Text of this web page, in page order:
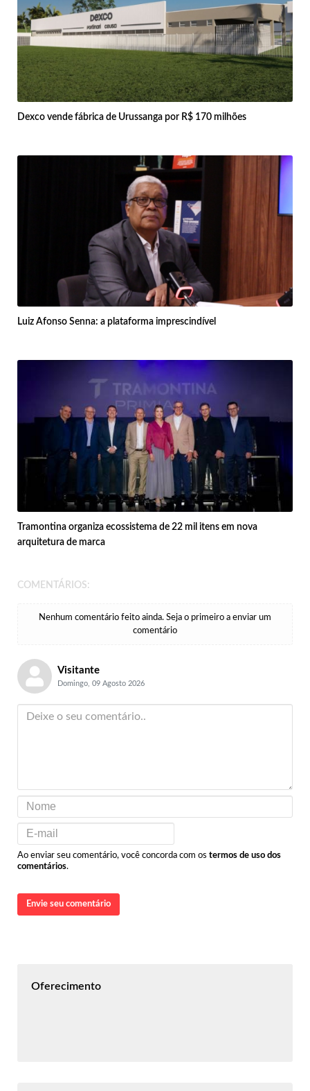
Dexco vende fábrica de Urussanga por R$ 170 milhões
Luiz Afonso Senna: a plataforma imprescindível
Tramontina organiza ecossistema de 22 mil itens em nova
arquitetura de marca
COMENTÁRIOS:
Nenhum comentário feito ainda. Seja o primeiro a enviar um
comentário
Visitante
Domingo, 09 Agosto 2026
Ao enviar seu comentário, você concorda com os termos de uso dos
comentários.
Envie seu comentário
Oferecimento